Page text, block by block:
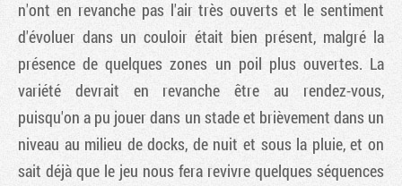
n'ont en revanche pas l'air très ouverts et le sentiment
d'évoluer dans un couloir était bien présent, malgré la
présence de quelques zones un poil plus ouvertes. La
variété devrait en revanche être au rendez-vous,
puisqu'on a pu jouer dans un stade et brièvement dans un
niveau au milieu de docks, de nuit et sous la pluie, et on
sait déjà que le jeu nous fera revivre quelques séquences